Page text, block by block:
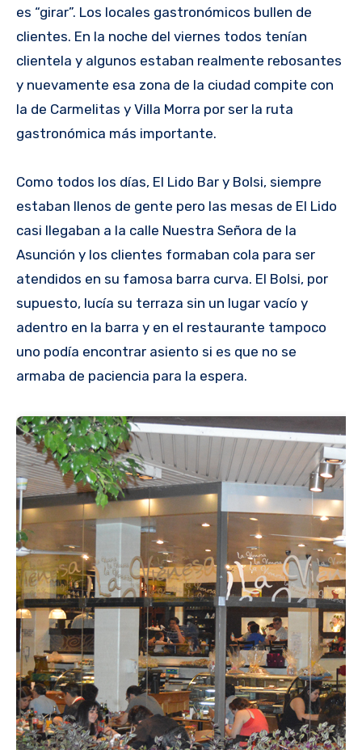
es “girar”. Los locales gastronómicos bullen de
clientes. En la noche del viernes todos tenían
clientela y algunos estaban realmente rebosantes
y nuevamente esa zona de la ciudad compite con
la de Carmelitas y Villa Morra por ser la ruta
gastronómica más importante.
Como todos los días, El Lido Bar y Bolsi, siempre
estaban llenos de gente pero las mesas de El Lido
casi llegaban a la calle Nuestra Señora de la
Asunción y los clientes formaban cola para ser
atendidos en su famosa barra curva. El Bolsi, por
supuesto, lucía su terraza sin un lugar vacío y
adentro en la barra y en el restaurante tampoco
uno podía encontrar asiento si es que no se
armaba de paciencia para la espera.